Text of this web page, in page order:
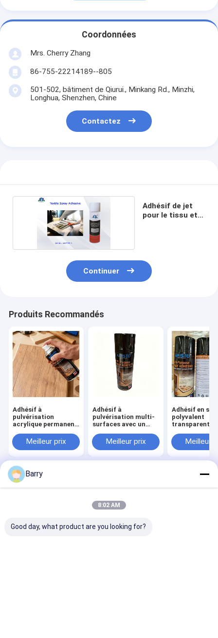
Coordonnées
Mrs. Cherry Zhang
86-755-22214189--805
501-502, bâtiment de Qiurui., Minkang Rd., Minzhi,
Longhua, Shenzhen, Chine
Contactez
Adhésif de jet
pour le tissu et
Continuer
Produits Recommandés
Adhésif à
pulvérisation
acrylique permanent
liens solides et
durables dans les
bricolage
Meilleur prix
Adhésif à
pulvérisation multi-
surfaces avec un
1 à 5 minutes et une
teneur en COV
350 g de poids net
Meilleur prix
Adhésif en
polyvalent
transparent
COV en
350 g et
Meilleur
Plan du site
Politique de confidentialité
peinture de jet de tissuUsine De Chine.Copyright © 2026
Aristo Industries Corporation Limited. All Rights Reserved.
Barry
8:02 AM
Good day, what product are you looking for?